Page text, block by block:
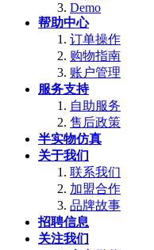
Demo
帮助中心
订单操作
购物指南
账户管理
服务支持
自助服务
售后政策
半实物仿真
关于我们
联系我们
加盟合作
品牌故事
招聘信息
关注我们